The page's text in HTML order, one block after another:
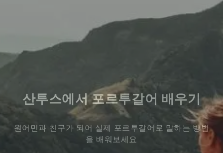
산투스에서 포르투갈어 배우기
원어민과 친구가 되어 실제 포르투갈어로 말하는 방법
을 배워보세요